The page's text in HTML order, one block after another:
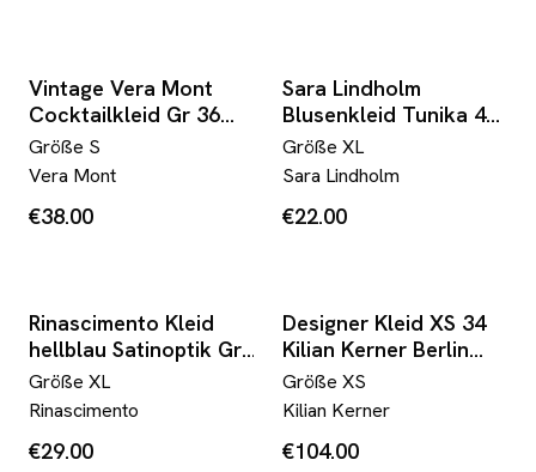
Vintage Vera Mont
Cocktailkleid Gr 36
One Shoulder Apricot
Pink Volant Ballon Mini
Größe S
Vera Mont
€38.00
Sara Lindholm
Blusenkleid Tunika 44
Viskose Creme
Schwarz Floral Print
Elegant Plus Size
Größe XL
Sara Lindholm
€22.00
Rinascimento Kleid
hellblau Satinoptik Gr.
40 42 A-Linie Italy Chic
Größe XL
Rinascimento
€29.00
Designer Kleid XS 34
Kilian Kerner Berlin
Taupe Neu
Musterstück
Größe XS
Kilian Kerner
€104.00